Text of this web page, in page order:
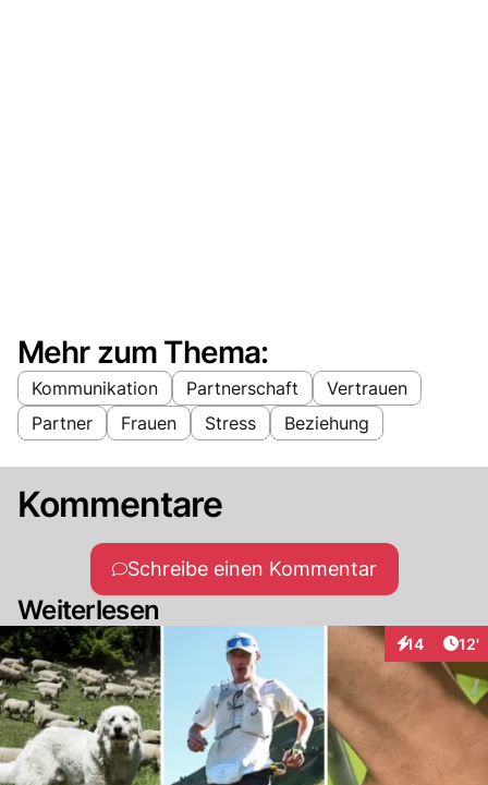
Mehr zum Thema:
Kommunikation Partnerschaft
Vertrauen
Partner
Frauen Stress Beziehung
Kommentare
Schreibe einen Kommentar
Weiterlesen
14
Interaktionen
12'